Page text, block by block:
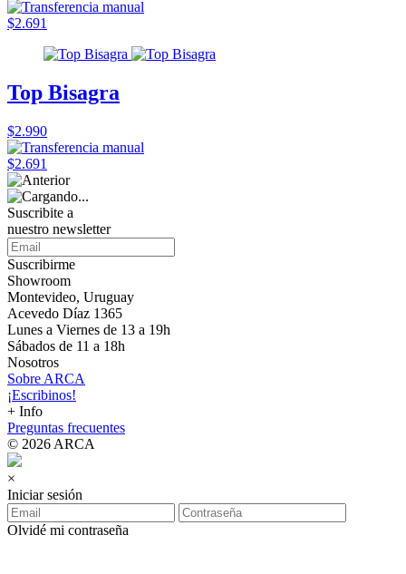
$2.691
Top Bisagra
$2.990
$2.691
Suscribite a
nuestro newsletter
Suscribirme
Showroom
Montevideo, Uruguay
Acevedo Díaz 1365
Lunes a Viernes de 13 a 19h
Sábados de 11 a 18h
Nosotros
Sobre ARCA
¡Escribinos!
+ Info
Preguntas frecuentes
© 2026 ARCA
×
Iniciar sesión
Olvidé mi contraseña